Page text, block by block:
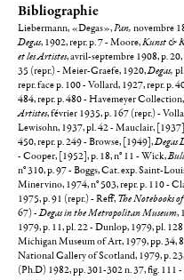
Bibliographie
Liebermann, «Degas»,Pan, novembre
Degas, 1902, repr. p. 7 - Moore,Kunst &
et les Artistes, avril-septembre 1908, p.
35 (repr.) - Meier-Graefe, 1920,Degas,
repr. face p. 100 - Vollard, 1927, repr. p.
484, repr. p. 480 - Havemeyer
Artistes, février 1935, p. 167 (repr.) -
Lewisohn, 1937, pl. 42 - Mauclair,
450, repr. p. 249 - Browse, [1949],Degas
- Cooper, [1952], p. 18, n° 11 - Wick,
n° 310, p. 97 - Boggs, Cat. exp. Saint-
Minervino, 1974, n° 503, repr. p. 110 -
1975, p. 91 (repr.) - Reff, The Notebooks
67) -Degas in the Metropolitan Museum,
1979, p. 11, pl. 22 - Dunlop, 1979, pl.
Michigan Museum of Art, 1979, pp. 34,
National Gallery of Scotland, 1979, p.
(Ph.D) 1982, pp. 301-302 n. 37, fig. 111